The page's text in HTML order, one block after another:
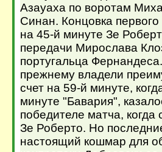
Азауаха по воротам
Синан. Концовка
на 45-й минуте Зе
передачи Мирослава
португальца
прежнему владели
счет на 59-й минуте,
минуте "Бавария",
победителе матча,
Зе Роберто. Но
настоящий кошмар для